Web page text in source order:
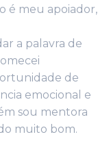
é meu apoiador,
a palavra de
de
emocional e
sou mentora
muito bom.